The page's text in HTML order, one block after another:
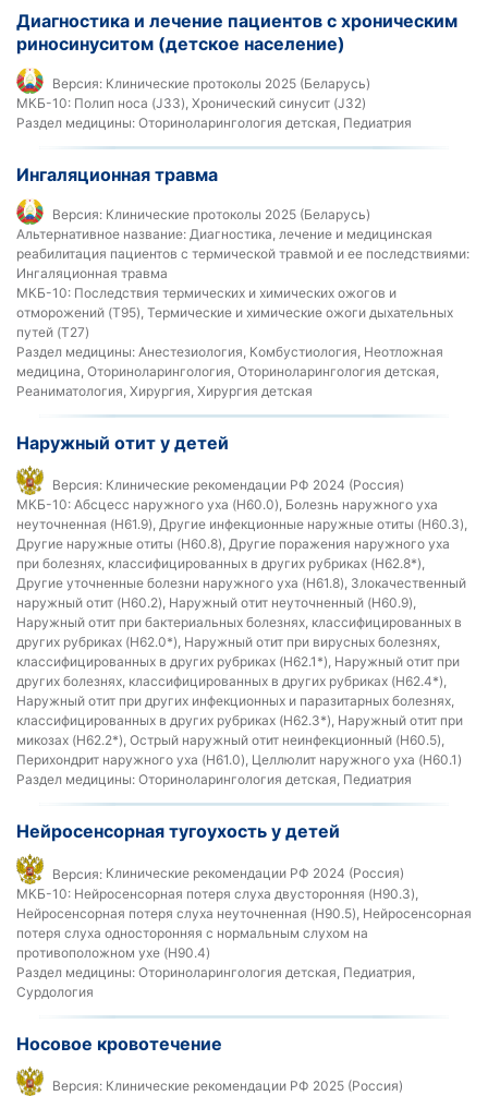
Диагностика и лечение пациентов с хроническим
риносинуситом (детское население)
Версия: Клинические протоколы 2025 (Беларусь)
МКБ-10: Полип носа (J33), Хронический синусит (J32)
Раздел медицины: Оториноларингология детская, Педиатрия
Ингаляционная травма
Версия: Клинические протоколы 2025 (Беларусь)
Альтернативное название: Диагностика, лечение и медицинская
реабилитация пациентов с термической травмой и ее последствиями:
Ингаляционная травма
МКБ-10: Последствия термических и химических ожогов и
отморожений (T95), Термические и химические ожоги дыхательных
путей (T27)
Раздел медицины: Анестезиология, Комбустиология, Неотложная
медицина, Оториноларингология, Оториноларингология детская,
Реаниматология, Хирургия, Хирургия детская
Наружный отит у детей
Версия: Клинические рекомендации РФ 2024 (Россия)
МКБ-10: Абсцесс наружного уха (H60.0), Болезнь наружного уха
неуточненная (H61.9), Другие инфекционные наружные отиты (H60.3),
Другие наружные отиты (H60.8), Другие поражения наружного уха
при болезнях, классифицированных в других рубриках (H62.8*),
Другие уточненные болезни наружного уха (H61.8), Злокачественный
наружный отит (H60.2), Наружный отит неуточненный (H60.9),
Наружный отит при бактериальных болезнях, классифицированных в
других рубриках (H62.0*), Наружный отит при вирусных болезнях,
классифицированных в других рубриках (H62.1*), Наружный отит при
других болезнях, классифицированных в других рубриках (H62.4*),
Наружный отит при других инфекционных и паразитарных болезнях,
классифицированных в других рубриках (H62.3*), Наружный отит при
микозах (H62.2*), Острый наружный отит неинфекционный (H60.5),
Перихондрит наружного уха (H61.0), Целлюлит наружного уха (H60.1)
Раздел медицины: Оториноларингология детская, Педиатрия
Нейросенсорная тугоухость у детей
Версия: Клинические рекомендации РФ 2024 (Россия)
МКБ-10: Нейросенсорная потеря слуха двусторонняя (H90.3),
Нейросенсорная потеря слуха неуточненная (H90.5), Нейросенсорная
потеря слуха односторонняя с нормальным слухом на
противоположном ухе (H90.4)
Раздел медицины: Оториноларингология детская, Педиатрия,
Сурдология
Носовое кровотечение
Версия: Клинические рекомендации РФ 2025 (Россия)